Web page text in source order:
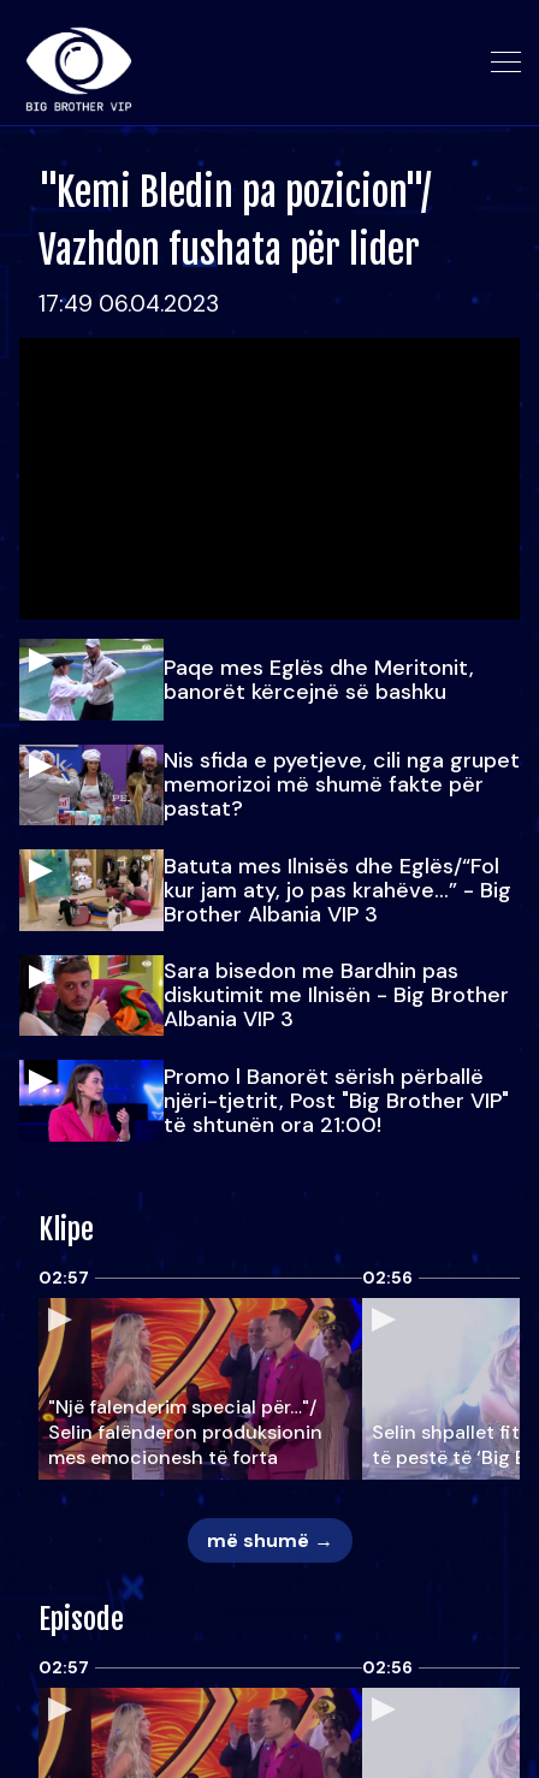
"Kemi Bledin pa pozicion"/
Vazhdon fushata për lider
17:49 06.04.2023
Paqe mes Eglës dhe Meritonit,
banorët kërcejnë së bashku
Nis sfida e pyetjeve, cili nga grupet
memorizoi më shumë fakte për
pastat?
Batuta mes Ilnisës dhe Eglës/“Fol
kur jam aty, jo pas krahëve…” - Big
Brother Albania VIP 3
Sara bisedon me Bardhin pas
diskutimit me Ilnisën - Big Brother
Albania VIP 3
Promo l Banorët sërish përballë
njëri-tjetrit, Post "Big Brother VIP"
të shtunën ora 21:00!
Klipe
02:57
"Një falenderim special për…"/
Selin falënderon produksionin
mes emocionesh të forta
02:56
Selin shpallet
të pestë të ‘Big
më shumë →
Episode
02:57 02:56